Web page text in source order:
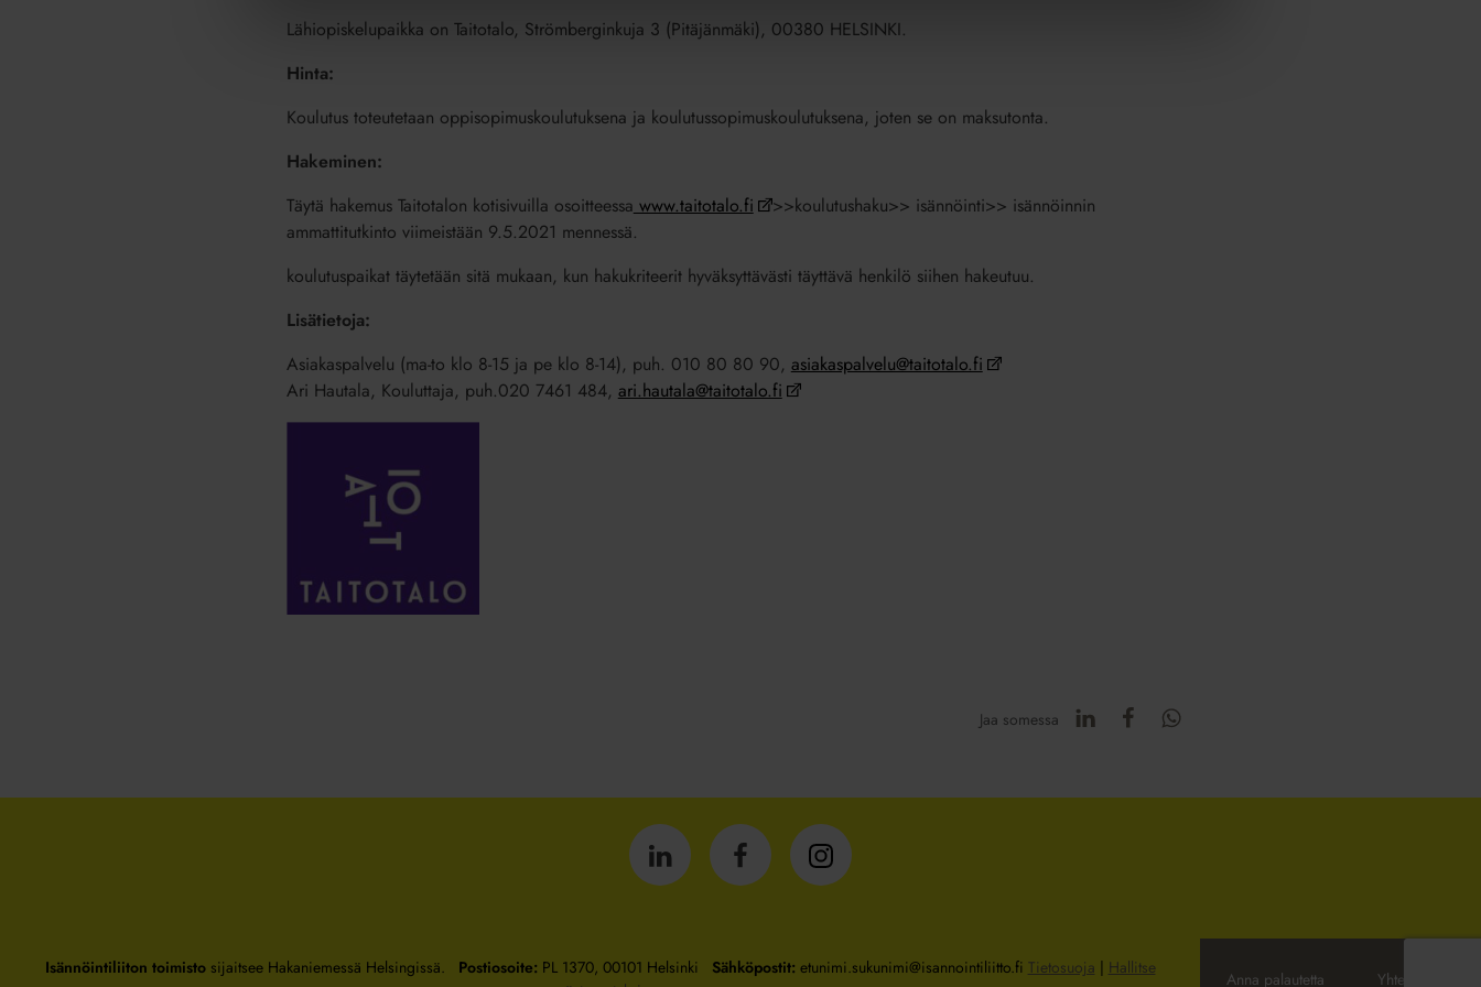
Lähiopiskelupaikka on Taitotalo, Strömberginkuja 3 (Pitäjänmäki), 00380 HELSINKI.
Hinta:
Koulutus toteutetaan oppisopimuskoulutuksena ja koulutussopimuskoulutuksena, joten se on maksutonta.
Hakeminen:
Täytä hakemus Taitotalon kotisivuilla osoitteessa www.taitotalo.fi
>>koulutushaku>> isännöinti>> isännöinnin
ammattitutkinto viimeistään 9.5.2021 mennessä.
koulutuspaikat täytetään sitä mukaan, kun hakukriteerit hyväksyttävästi täyttävä henkilö siihen hakeutuu.
Lisätietoja:
Asiakaspalvelu (ma-to klo 8-15 ja pe klo 8-14), puh. 010 80 80 90, asiakaspalvelu@taitotalo.fi
Ari Hautala, Kouluttaja, puh.020 7461 484, ari.hautala@taitotalo.fi
Jaa somessa
IsännöintiliittoIsännöintiliittoIsännöintiliitto
Isännöintiliiton toimistosijaitsee Hakaniemessä Helsingissä. Postiosoite: PL 1370, 00101 Helsinki Sähköpostit: etunimi.sukunimi@isannointiliitto.fi Tietosuoja | Hallitse
Anna palautetta Yhteystiedot